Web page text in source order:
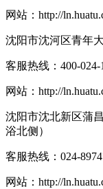
网站： http://
沈阳市沈河区青年
客服热线： 400-024-
网站： http://
沈阳市沈北新区蒲
浴北侧）
客服热线： 024-
网站： http://